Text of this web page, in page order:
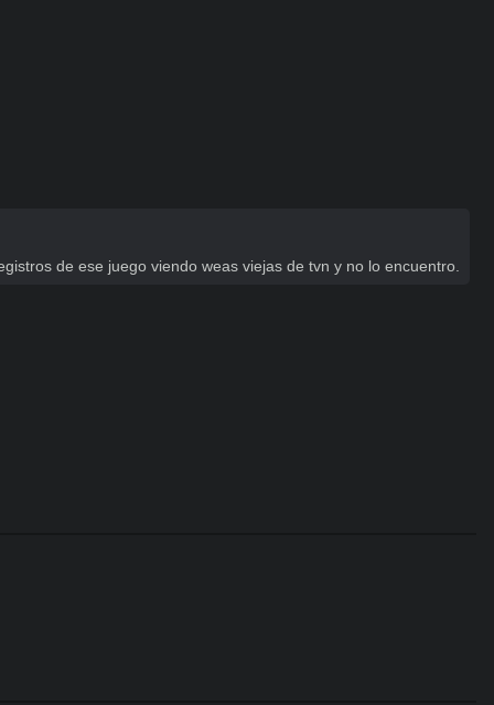
de ese juego viendo weas viejas de tvn y no lo encuentro.